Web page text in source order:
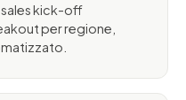
sales kick-off
per regione,